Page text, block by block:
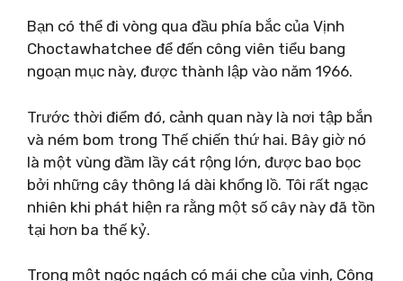
Bạn có thể đi vòng qua đầu phía bắc của Vịnh
Choctawhatchee để đến công viên tiểu bang
ngoạn mục này, được thành lập vào năm 1966.
Trước thời điểm đó, cảnh quan này là nơi tập bắn
và ném bom trong Thế chiến thứ hai. Bây giờ nó
là một vùng đầm lầy cát rộng lớn, được bao bọc
bởi những cây thông lá dài khổng lồ. Tôi rất ngạc
nhiên khi phát hiện ra rằng một số cây này đã tồn
tại hơn ba thế kỷ.
Trong một ngóc ngách có mái che của vịnh, Công